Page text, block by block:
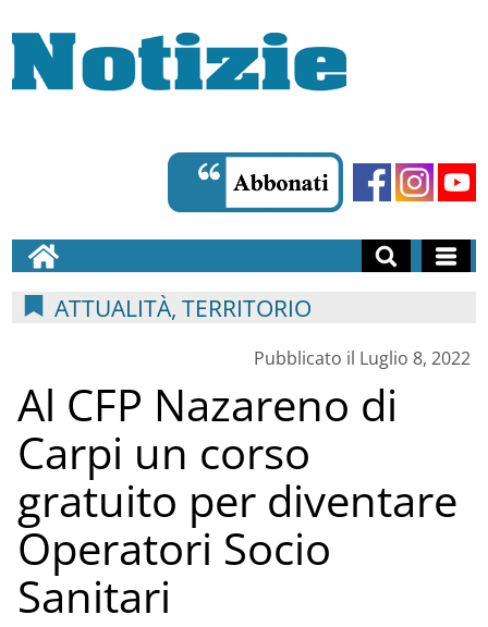
ATTUALITÀ, TERRITORIO
Pubblicato il Luglio 8, 2022
Al CFP Nazareno di
Carpi un corso
gratuito per diventare
Operatori Socio
Sanitari